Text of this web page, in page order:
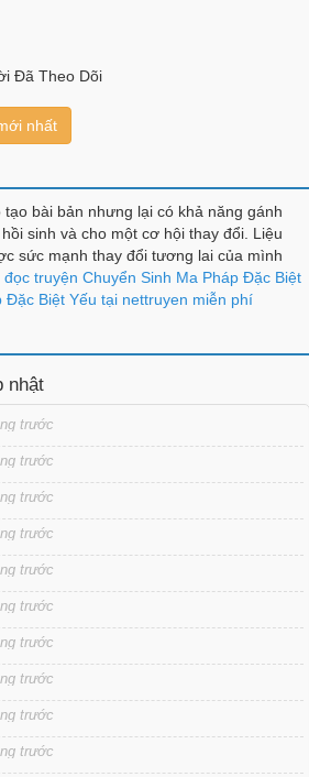
Đã Theo Dõi
nhất
bài bản nhưng lại có khả năng gánh
sinh và cho một cơ hội thay đổi. Liệu
sức mạnh thay đổi tương lai của mình
đọc truyện Chuyển Sinh Ma Pháp Đặc Biệt
Đặc Biệt Yếu tại nettruyen miễn phí
nhật
trước
trước
trước
trước
trước
trước
trước
trước
trước
trước